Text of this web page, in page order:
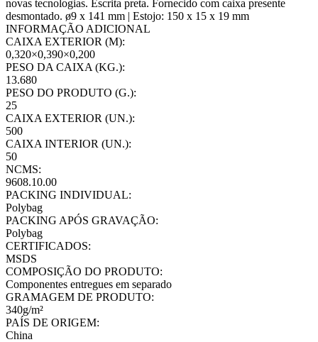
novas tecnologias. Escrita preta. Fornecido com caixa presente
desmontado. ø9 x 141 mm | Estojo: 150 x 15 x 19 mm
INFORMAÇÃO ADICIONAL
CAIXA EXTERIOR (M):
0,320×0,390×0,200
PESO DA CAIXA (KG.):
13.680
PESO DO PRODUTO (G.):
25
CAIXA EXTERIOR (UN.):
500
CAIXA INTERIOR (UN.):
50
NCMS:
9608.10.00
PACKING INDIVIDUAL:
Polybag
PACKING APÓS GRAVAÇÃO:
Polybag
CERTIFICADOS:
MSDS
COMPOSIÇÃO DO PRODUTO:
Componentes entregues em separado
GRAMAGEM DE PRODUTO:
340g/m²
PAÍS DE ORIGEM:
China